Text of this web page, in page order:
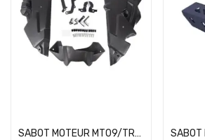
SABOT MOTEUR MT09/TRACER 900 2013-2020 NOIR